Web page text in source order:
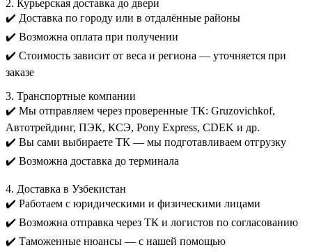
2. Курьерская доставка до двери
✔️ Доставка по городу или в отдалённые районы
✔️ Возможна оплата при получении
✔️ Стоимость зависит от веса и региона — уточняется при
заказе
3. Транспортные компании
✔️ Мы отправляем через проверенные ТК: Gruzovichkof,
Автотрейдинг, ПЭК, КСЭ, Pony Express, CDEK и др.
✔️ Вы сами выбираете ТК — мы подготавливаем отгрузку
✔️ Возможна доставка до терминала
4. Доставка в Узбекистан
✔️ Работаем с юридическими и физическими лицами
✔️ Возможна отправка через ТК и логистов по согласованию
✔️ Таможенные нюансы — с нашей помощью